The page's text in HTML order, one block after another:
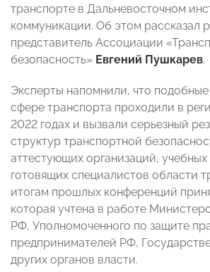
транспорте в Дальневосточном
коммуникации. Об этом рассказал
представитель Ассоциации
безопасность» Евгений Пушкарев.
Эксперты напомнили, что
сфере транспорта проходили в
2022 годах и вызвали серьезный
структур транспортной
аттестующих организаций, учебных
готовящих специалистов области
итогам прошлых конференций
которая учтена в работе
РФ, Уполномоченного по защите
предпринимателей РФ,
других органов власти.